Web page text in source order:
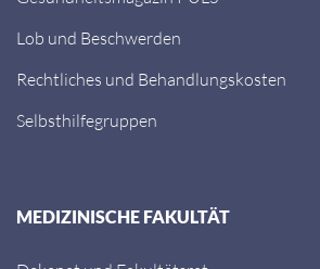
Lob und Beschwerden
Rechtliches und Behandlungskosten
Selbsthilfegruppen
MEDIZINISCHE FAKULTÄT